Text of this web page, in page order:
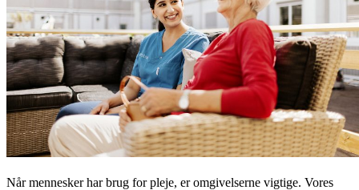
Når mennesker har brug for pleje, er omgivelserne vigtige. Vores